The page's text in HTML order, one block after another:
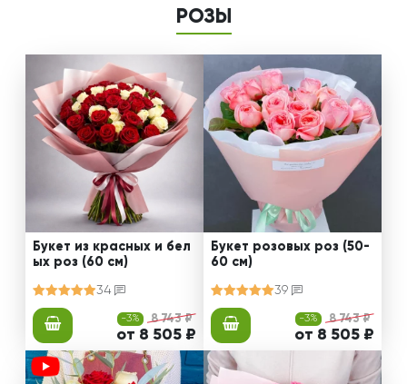
РОЗЫ
Букет из красных и бел
ых роз (60 см)
34
-3% 8 743 ₽
от 8 505 ₽
Букет розовых роз (50-
60 см)
39
-3% 8 743 ₽
от 8 505 ₽